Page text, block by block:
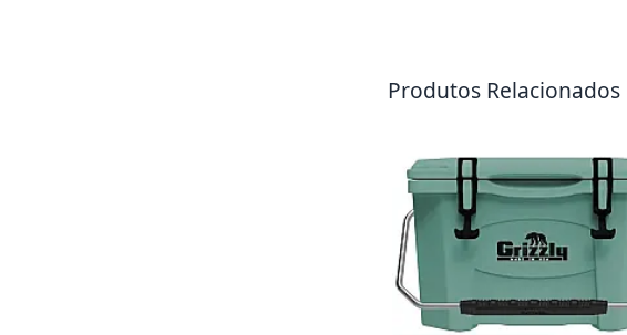
Produtos Relacionados